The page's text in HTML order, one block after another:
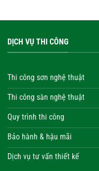
DỊCH VỤ THI CÔNG
Thi công sơn nghệ thuật
Thi công sàn nghệ thuật
Quy trình thi công
Bảo hành & hậu mãi
Dịch vụ tư vấn thiết kế